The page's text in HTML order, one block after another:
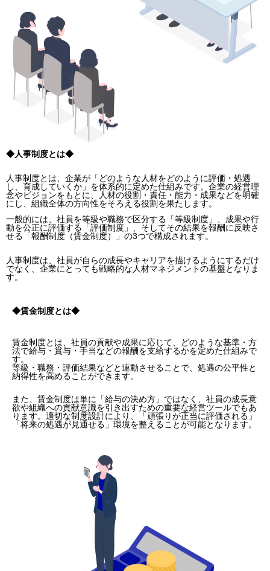
◆人事制度とは◆
人事制度とは、企業が「どのような人材をどのように評価・処遇
し、育成していくか」を体系的に定めた仕組みです。企業の経営理
念やビジョンをもとに、人材の役割・責任・能力・成果などを明確
にし、組織全体の方向性をそろえる役割を果たします。
一般的には、社員を等級や職務で区分する「等級制度」、成果や行
動を公正に評価する「評価制度」、そしてその結果を報酬に反映さ
せる「報酬制度（賃金制度）」の3つで構成されます。
人事制度は、社員が自らの成長やキャリアを描けるようにするだけ
でなく、企業にとっても戦略的な人材マネジメントの基盤となりま
す。
◆賃金制度とは◆
賃金制度とは、社員の貢献や成果に応じて、どのような基準・方
法で給与・賞与・手当などの報酬を支給するかを定めた仕組みで
す。
等級・職務・評価結果などと連動させることで、処遇の公平性と
納得性を高めることができます。
また、賃金制度は単に「給与の決め方」ではなく、社員の成長意
欲や組織への貢献意識を引き出すための重要な経営ツールでもあ
ります。適切な制度設計により、「頑張りが正当に評価される」
「将来の処遇が見通せる」環境を整えることが可能となります。